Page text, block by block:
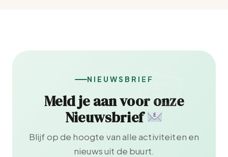
NIEUWSBRIEF
Meld je aan voor onze
Nieuwsbrief
Blijf op de hoogte van alle activiteiten en
nieuws uit de buurt.